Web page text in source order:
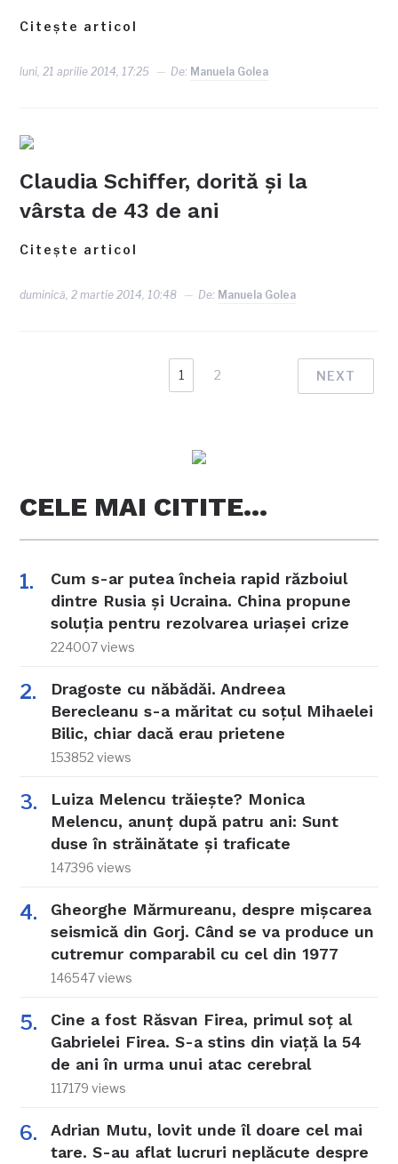
Citește articol
luni, 21 aprilie 2014, 17:25 De: Manuela Golea
Claudia Schiffer, dorită şi la
vârsta de 43 de ani
Citește articol
duminică, 2 martie 2014, 10:48 De: Manuela Golea
1 2 NEXT
CELE MAI CITITE…
Cum s-ar putea încheia rapid războiul
dintre Rusia și Ucraina. China propune
soluția pentru rezolvarea uriașei crize
224007 views
Dragoste cu năbădăi. Andreea
Berecleanu s-a măritat cu soțul Mihaelei
Bilic, chiar dacă erau prietene
153852 views
Luiza Melencu trăiește? Monica
Melencu, anunț după patru ani: Sunt
duse în străinătate și traficate
147396 views
Gheorghe Mărmureanu, despre mișcarea
seismică din Gorj. Când se va produce un
cutremur comparabil cu cel din 1977
146547 views
Cine a fost Răsvan Firea, primul soț al
Gabrielei Firea. S-a stins din viață la 54
de ani în urma unui atac cerebral
117179 views
Adrian Mutu, lovit unde îl doare cel mai
tare. S-au aflat lucruri neplăcute despre